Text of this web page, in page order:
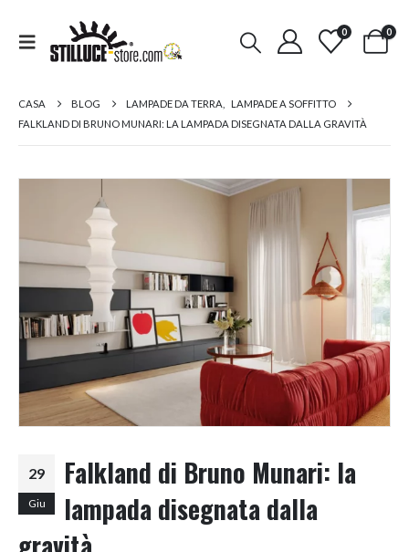
0 0
CASA BLOG LAMPADE DA TERRA
LAMPADE A SOFFITTO
FALKLAND DI BRUNO MUNARI: LA LAMPADA DISEGNATA DALLA GRAVITÀ
29
Giu
Falkland di Bruno Munari: la
lampada disegnata dalla